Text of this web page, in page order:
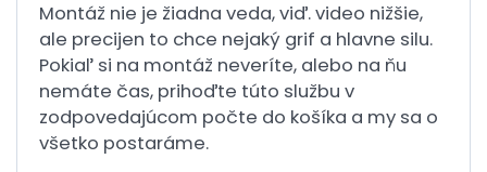
Montáž nie je žiadna veda, viď. video nižšie,
ale precijen to chce nejaký grif a hlavne silu.
Pokiaľ si na montáž neveríte, alebo na ňu
nemáte čas, prihoďte túto službu v
zodpovedajúcom počte do košíka a my sa o
všetko postaráme.